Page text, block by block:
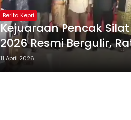
Berita Kepri
Kejuaraan Pencak
2026 Resmi Bergulir,
11 April 2026